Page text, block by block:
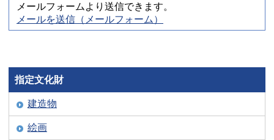
メールフォームより送信できます。
メールを送信（メールフォーム）
指定文化財
建造物
絵画